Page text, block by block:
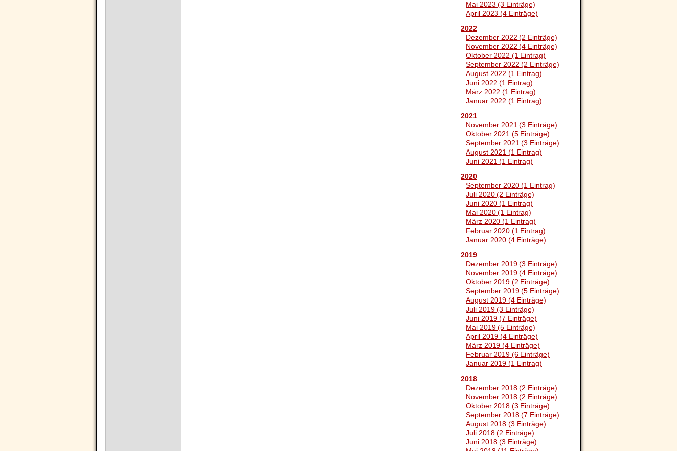
Mai 2023 (3 Einträge)
April 2023 (4 Einträge)
2022
Dezember 2022 (2 Einträge)
November 2022 (4 Einträge)
Oktober 2022 (1 Eintrag)
September 2022 (2 Einträge)
August 2022 (1 Eintrag)
Juni 2022 (1 Eintrag)
März 2022 (1 Eintrag)
Januar 2022 (1 Eintrag)
2021
November 2021 (3 Einträge)
Oktober 2021 (5 Einträge)
September 2021 (3 Einträge)
August 2021 (1 Eintrag)
Juni 2021 (1 Eintrag)
2020
September 2020 (1 Eintrag)
Juli 2020 (2 Einträge)
Juni 2020 (1 Eintrag)
Mai 2020 (1 Eintrag)
März 2020 (1 Eintrag)
Februar 2020 (1 Eintrag)
Januar 2020 (4 Einträge)
2019
Dezember 2019 (3 Einträge)
November 2019 (4 Einträge)
Oktober 2019 (2 Einträge)
September 2019 (5 Einträge)
August 2019 (4 Einträge)
Juli 2019 (3 Einträge)
Juni 2019 (7 Einträge)
Mai 2019 (5 Einträge)
April 2019 (4 Einträge)
März 2019 (4 Einträge)
Februar 2019 (6 Einträge)
Januar 2019 (1 Eintrag)
2018
Dezember 2018 (2 Einträge)
November 2018 (2 Einträge)
Oktober 2018 (3 Einträge)
September 2018 (7 Einträge)
August 2018 (3 Einträge)
Juli 2018 (2 Einträge)
Juni 2018 (3 Einträge)